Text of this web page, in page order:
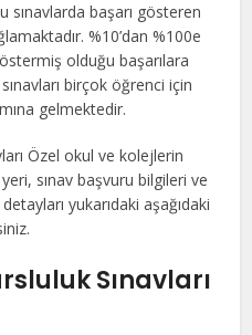
sınavlarda başarı gösteren
%10’dan %100e
olduğu başarılara
birçok öğrenci için
gelmektedir.
Özel okul ve kolejlerin
sınav başvuru bilgileri ve
yukarıdaki aşağıdaki
Sınavları